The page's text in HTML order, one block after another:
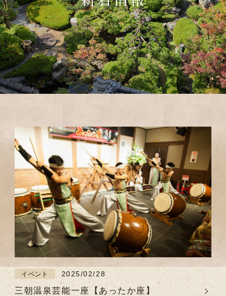
イベント 2025/02/28
三朝温泉芸能一座【あったか座】